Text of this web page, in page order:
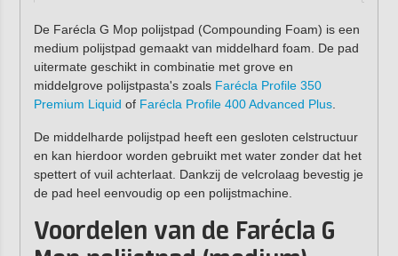
De Farécla G Mop polijstpad (Compounding Foam) is een
medium polijstpad gemaakt van middelhard foam. De pad
uitermate geschikt in combinatie met grove en
middelgrove polijstpasta's zoals Farécla Profile 350
Premium Liquid of Farécla Profile 400 Advanced Plus.
De middelharde polijstpad heeft een gesloten celstructuur
en kan hierdoor worden gebruikt met water zonder dat het
spettert of vuil achterlaat. Dankzij de velcrolaag bevestig je
de pad heel eenvoudig op een polijstmachine.
Voordelen van de Farécla G